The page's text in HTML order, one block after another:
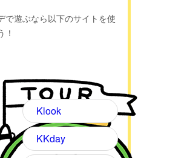
で遊ぶなら以下のサイトを使
！
Klook
KKday